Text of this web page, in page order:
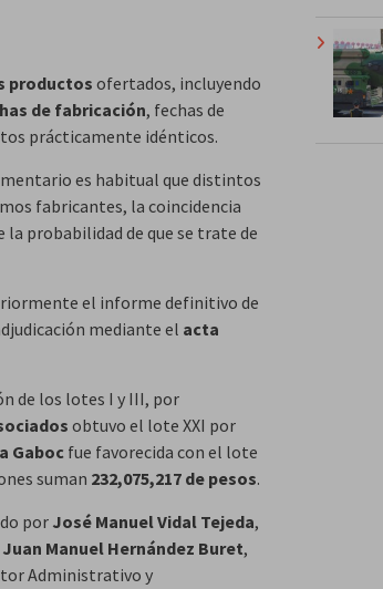
productos ofertados, incluyendo
de fabricación, fechas de
prácticamente idénticos.
es habitual que distintos
fabricantes, la coincidencia
probabilidad de que se trate de
el informe definitivo de
mediante el acta
de los lotes I y III, por
obtuvo el lote XXI por
Gabocfue favorecida con el lote
suman 232,075,217 de pesos.
por José Manuel Vidal Tejeda,
Juan Manuel Hernández Buret,
Administrativo y